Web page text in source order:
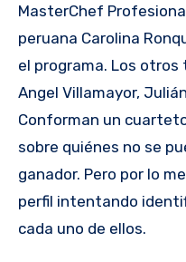
MasterChef
peruana Carolina
el programa. Los
Angel Villamayor,
Conforman un
sobre quiénes no se
ganador. Pero por lo
perfil intentando
cada uno de ellos.